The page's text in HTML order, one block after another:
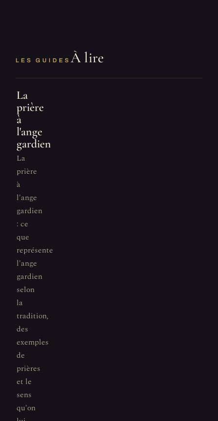
LES GUIDES À lire
La
prière
à
l'ange
gardien
La
prière
à
l'ange
gardien
: ce
que
représente
l'ange
gardien
selon
la
tradition,
des
exemples
de
prières
et le
sens
qu'on